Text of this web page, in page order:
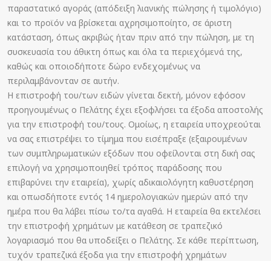
παραστατικό αγοράς (απόδειξη λιανικής πώλησης ή τιμολόγιο)
και το προϊόν να βρίσκεται αχρησιμοποίητο, σε άριστη
κατάσταση, όπως ακριβώς ήταν πριν από την πώληση, με τη
συσκευασία του άθικτη όπως και όλα τα περιεχόμενά της,
καθώς και οποιοδήποτε δώρο ενδεχομένως να
περιλαμβάνονταν σε αυτήν.
Η επιστροφή του/των ειδών γίνεται δεκτή, μόνον εφόσον
προηγουμένως ο Πελάτης έχει εξοφλήσει τα έξοδα αποστολής
για την επιστροφή του/τους. Ομοίως, η εταιρεία υποχρεούται
να σας επιστρέψει το τίμημα που εισέπραξε (εξαιρουμένων
των συμπληρωματικών εξόδων που οφείλονται στη δική σας
επιλογή να χρησιμοποιηθεί τρόπος παράδοσης που
επιβαρύνει την εταιρεία), χωρίς αδικαιολόγητη καθυστέρηση
και οπωσδήποτε εντός 14 ημερολογιακών ημερών από την
ημέρα που θα λάβει πίσω το/τα αγαθά. Η εταιρεία θα εκτελέσει
την επιστροφή χρημάτων με κατάθεση σε τραπεζικό
λογαριασμό που θα υποδείξει ο Πελάτης. Σε κάθε περίπτωση,
τυχόν τραπεζικά έξοδα για την επιστροφή χρημάτων